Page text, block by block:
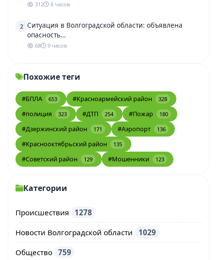
312 8 часов
2 Ситуация в Волгоградской области: объявлена
опасность…
68 9 часов
Похожие теги
#БПЛА 653 #Красноармейский район 328
#полиция 323 #ДТП 254 #Пожар 180
#Дзержинский район 171 #Аэропорт 136
#Краснооктябрьский район 135
#Советский район 129 #Мошенники 123
Категории
Происшествия 1278
Новости Волгоградской области 1029
Общество 759